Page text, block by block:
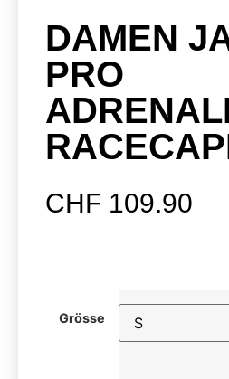
DAMEN
PRO
CHF 109.90
Grösse